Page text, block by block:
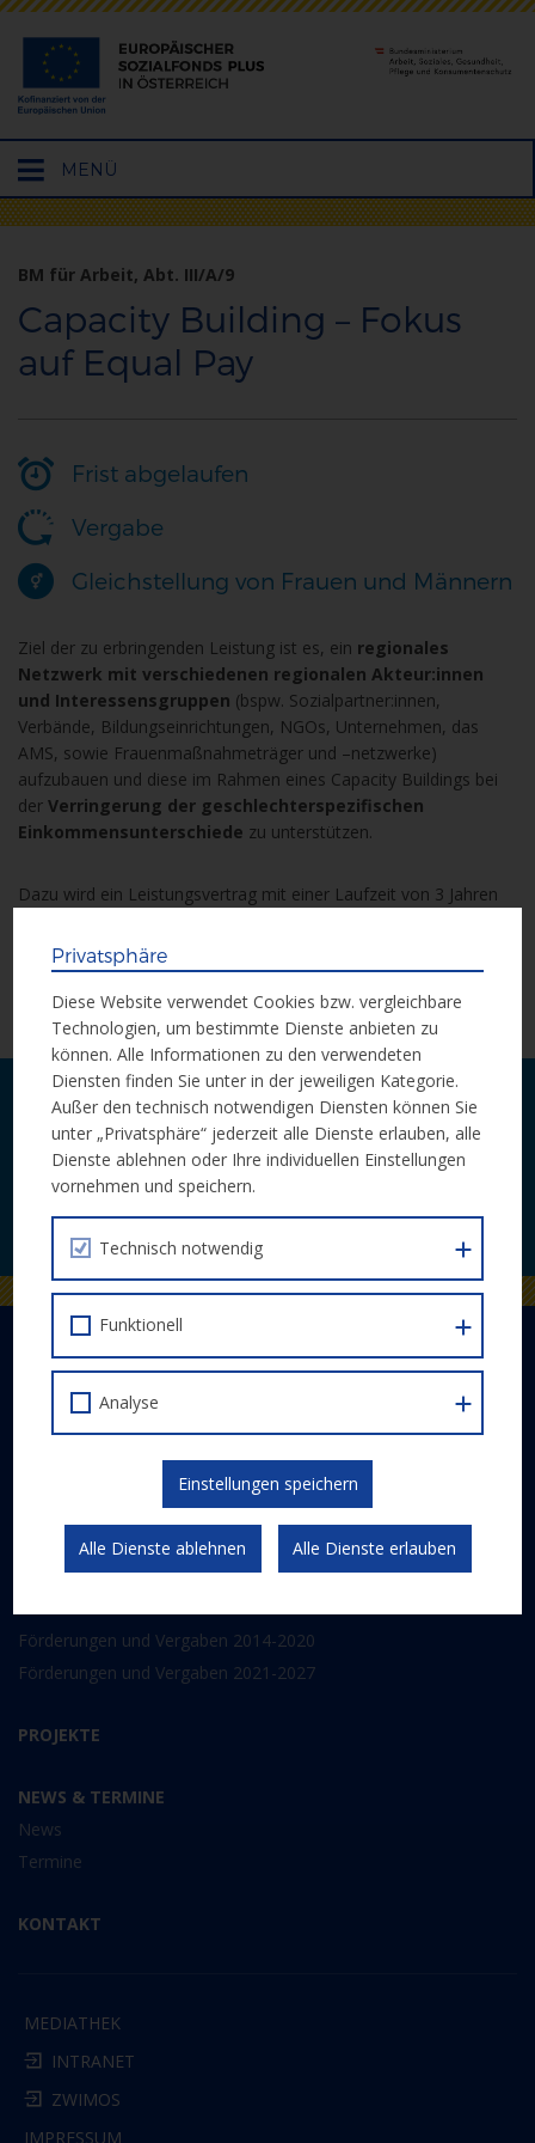
Hauptmenü
öffnen
MENÜ
BM für Arbeit, Abt. III/A/9
Capacity Building – Fokus
auf Equal Pay
Frist abgelaufen
Vergabe
Gleichstellung von Frauen und Männern
Ziel der zu erbringenden Leistung ist es, ein regionales
Netzwerk mit verschiedenen regionalen Akteur:innen
und Interessensgruppen (bspw. Sozialpartner:innen,
Verbände, Bildungseinrichtungen, NGOs, Unternehmen, das
AMS, sowie Frauenmaßnahmeträger und –netzwerke)
aufzubauen und diese im Rahmen eines Capacity Buildings bei
der Verringerung der geschlechterspezifischen
Einkommensunterschiede zu unterstützen.
Dazu wird ein Leistungsvertrag mit einer Laufzeit von 3 Jahren
Vergabeportal
Laufende Neuigkeiten zu Calls und
Veranstaltungen bequem per E-Mail.
JETZT ABONNIEREN
DER EUROPÄISCHE SOZIALFONDS PLUS
Abwicklung
Schwerpunkte
Kommunikation und Publizität
ESF 2014-2020
Förderungen und Vergaben 2014-2020
Förderungen und Vergaben 2021-2027
PROJEKTE
NEWS & TERMINE
News
Termine
KONTAKT
MEDIATHEK
INTRANET
ZWIMOS
IMPRESSUM
Privatsphäre
Diese Website verwendet Cookies bzw. vergleichbare
Technologien, um bestimmte Dienste anbieten zu
können. Alle Informationen zu den verwendeten
Diensten finden Sie unter in der jeweiligen Kategorie.
Außer den technisch notwendigen Diensten können Sie
unter „Privatsphäre“ jederzeit alle Dienste erlauben, alle
Dienste ablehnen oder Ihre individuellen Einstellungen
vornehmen und speichern.
Technisch notwendig
Funktionell
Analyse
Einstellungen speichern
Alle Dienste ablehnen Alle Dienste erlauben